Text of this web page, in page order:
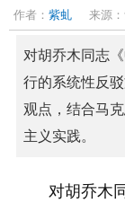
作者： 紫虬 来源
对胡乔木同志
行的系统性反
观点，结合马
主义实践。
对胡乔木